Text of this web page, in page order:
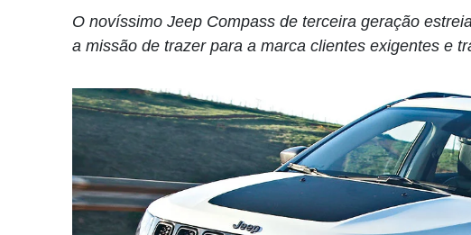
O novíssimo Jeep Compass de terceira geração
a missão de trazer para a marca clientes exigentes e